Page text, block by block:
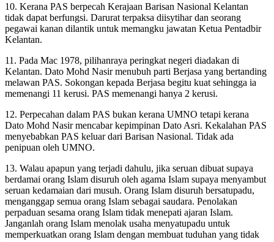
10. Kerana PAS berpecah Kerajaan Barisan Nasional Kelantan
tidak dapat berfungsi. Darurat terpaksa diisytihar dan seorang
pegawai kanan dilantik untuk memangku jawatan Ketua Pentadbir
Kelantan.
11. Pada Mac 1978, pilihanraya peringkat negeri diadakan di
Kelantan. Dato Mohd Nasir menubuh parti Berjasa yang bertanding
melawan PAS. Sokongan kepada Berjasa begitu kuat sehingga ia
memenangi 11 kerusi. PAS memenangi hanya 2 kerusi.
12. Perpecahan dalam PAS bukan kerana UMNO tetapi kerana
Dato Mohd Nasir mencabar kepimpinan Dato Asri. Kekalahan PAS
menyebabkan PAS keluar dari Barisan Nasional. Tidak ada
penipuan oleh UMNO.
13. Walau apapun yang terjadi dahulu, jika seruan dibuat supaya
berdamai orang Islam disuruh oleh agama Islam supaya menyambut
seruan kedamaian dari musuh. Orang Islam disuruh bersatupadu,
menganggap semua orang Islam sebagai saudara. Penolakan
perpaduan sesama orang Islam tidak menepati ajaran Islam.
Janganlah orang Islam menolak usaha menyatupadu untuk
memperkuatkan orang Islam dengan membuat tuduhan yang tidak